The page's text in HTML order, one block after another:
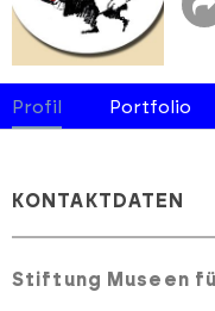
Profil Portfolio
KONTAKTDATEN
Stiftung Museen